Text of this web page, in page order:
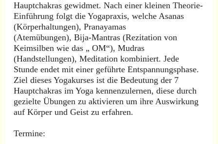
Hauptchakras gewidmet. Nach einer kleinen Theorie-
Einführung folgt die Yogapraxis, welche Asanas
(Körperhaltungen), Pranayamas
(Atemübungen), Bija-Mantras (Rezitation von
Keimsilben wie das „ OM“), Mudras
(Handstellungen), Meditation kombiniert. Jede
Stunde endet mit einer geführte Entspannungsphase.
Ziel dieses Yogakurses ist die Bedeutung der 7
Hauptchakras im Yoga kennenzulernen, diese durch
gezielte Übungen zu aktivieren um ihre Auswirkung
auf Körper und Geist zu erfahren.
Termine: